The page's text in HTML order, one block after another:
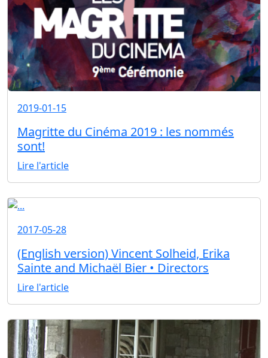
2019-01-15
Magritte du Cinéma 2019 : les nommés
sont!
Lire l'article
2017-05-28
(English version) Vincent Solheid, Erika
Sainte and Michaël Bier • Directors
Lire l'article